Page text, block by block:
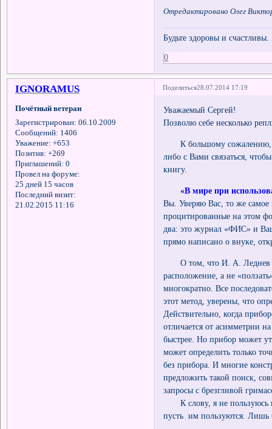
Отредактировано Олег
Будьте здоровы и счастливы.
0
Поделиться28.07.2014 17:19
IGNORAMUS
Почётный ветеран
Зарегистрирован: 06.10.2009
Сообщений: 1406
Уважение: +653
Позитив: +269
Приглашений: 0
Провел на форуме:
25 дней 15 часов
Последний визит:
21.02.2015 11:16
Уважаемый Сергей!
Позволю себе несколько
К большому сожалению,
либо с Вами связаться,
книгу.
«В мире при
Вы. Уверяю Вас, то же
процитированные на этом
два: это журнал «ФИС» и
прямо написано о внуке,
О том, что И. А. Леднев
расположение, а не
многократно. Все
этот метод, уверены, что
Действительно, когда
отличается от асимметрии
быстрее. Но прибор может
может определить только
без прибора. И многие
предложить такой поиск,
запросы с брезгливой
К слову, я не пользуюсь
пусть им пользуются. Лишь